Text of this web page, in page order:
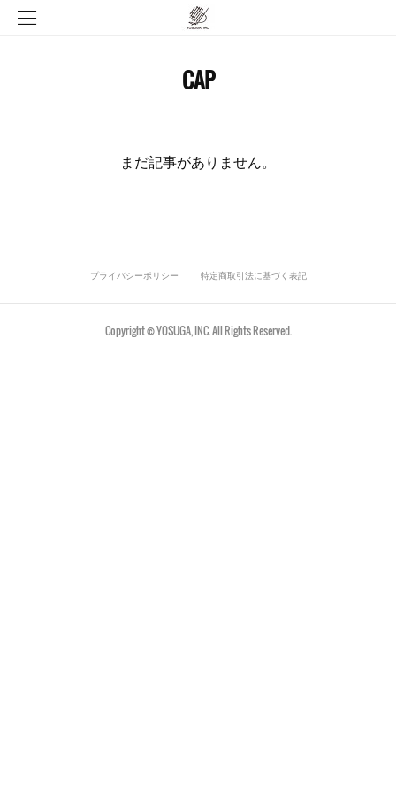
CAP
まだ記事がありません。
プライバシーポリシー 特定商取引法に基づく表記
Copyright © YOSUGA, INC. All Rights Reserved.